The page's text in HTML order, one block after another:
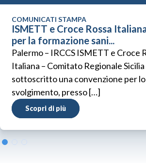
COMUNICATI STAMPA
ISMETT e Croce Rossa
per la formazione sani...
Palermo – IRCCS ISMETT e Croce
Italiana – Comitato Regionale
sottoscritto una convenzione per lo
svolgimento, presso […]
Scopri di più